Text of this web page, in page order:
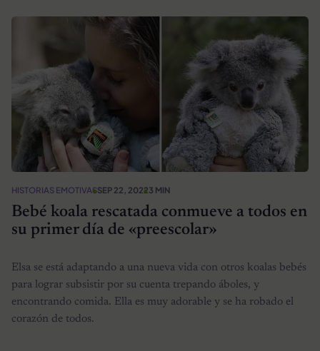
HISTORIAS EMOTIVASSEP 22, 20223 MIN
Bebé koala rescatada conmueve a todos en
su primer día de «preescolar»
Elsa se está adaptando a una nueva vida con otros koalas bebés
para lograr subsistir por su cuenta trepando áboles, y
encontrando comida. Ella es muy adorable y se ha robado el
corazón de todos.